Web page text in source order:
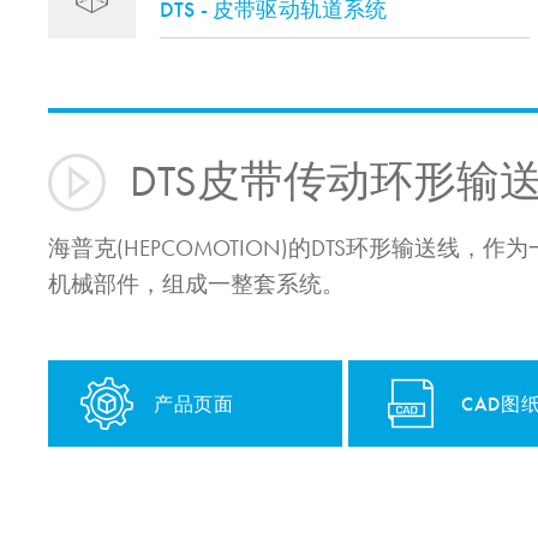
DTS - 皮带驱动轨道系统
DTS皮带传动环形输
海普克(HEPCOMOTION)的DTS环形输送线，作
机械部件，组成一整套系统。
产品页面 CAD图